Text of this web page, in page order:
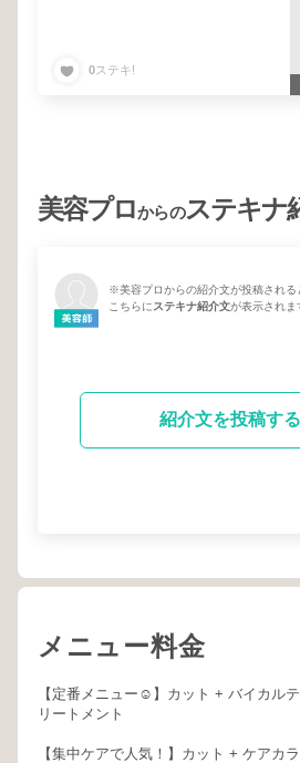
0ステキ!
美容プロからのステキナ
※美容プロからの紹介文が投稿される
こちらにステキナ紹介文が表示されま
紹介文を投稿す
メニュー料金
【定番メニュー☺︎】カット + バイカル
リートメント
【集中ケアで人気！】カット + ケアカ